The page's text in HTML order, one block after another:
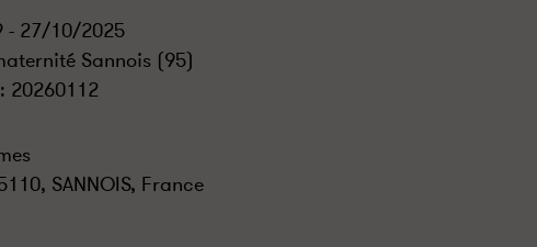
- 27/10/2025
Sannois (95)
20260112
SANNOIS, France